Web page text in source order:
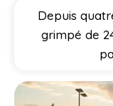
Depuis
grimpé de